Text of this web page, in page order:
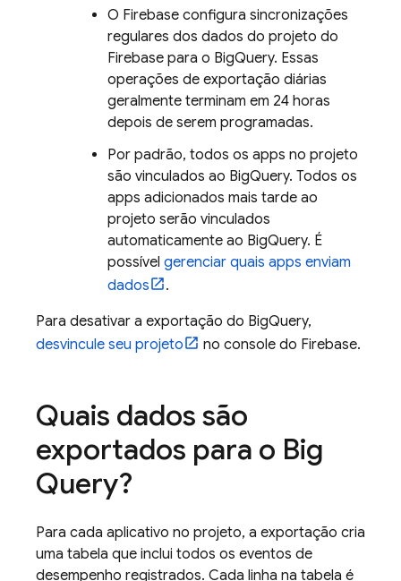
O Firebase configura sincronizações
regulares dos dados do projeto do
Firebase para o BigQuery. Essas
operações de exportação diárias
geralmente terminam em 24 horas
depois de serem programadas.
Por padrão, todos os apps no projeto
são vinculados ao BigQuery. Todos os
apps adicionados mais tarde ao
projeto serão vinculados
automaticamente ao BigQuery. É
possível gerenciar quais apps enviam
dados
.
Para desativar a exportação do BigQuery,
desvincule seu projeto
no console do Firebase.
Quais dados são
exportados para o Big
Query?
Para cada aplicativo no projeto, a exportação cria
uma tabela que inclui todos os eventos de
desempenho registrados. Cada linha na tabela é